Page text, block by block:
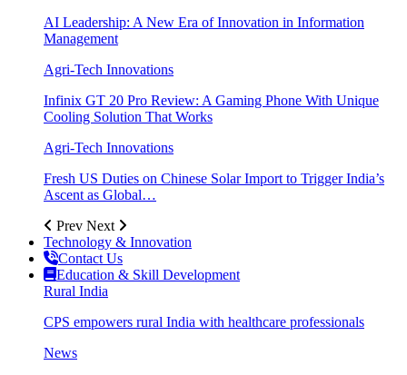
AI Leadership: A New Era of Innovation in Information
Management
Agri-Tech Innovations
Infinix GT 20 Pro Review: A Gaming Phone With Unique
Cooling Solution That Works
Agri-Tech Innovations
Fresh US Duties on Chinese Solar Import to Trigger India’s
Ascent as Global…
Prev Next
Technology & Innovation
Contact Us
Education & Skill Development
Rural India
CPS empowers rural India with healthcare professionals
News